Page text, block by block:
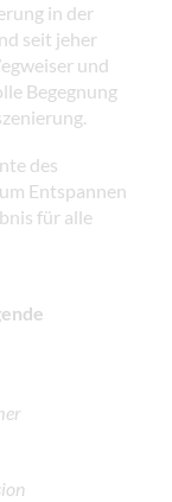
in der
seit jeher
und
Begegnung
des
Entspannen
für alle